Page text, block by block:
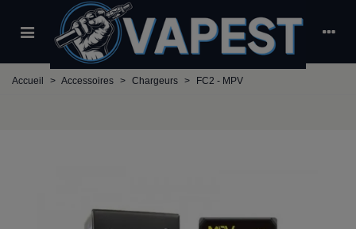
Accueil > Accessoires > Chargeurs > FC2 - MPV